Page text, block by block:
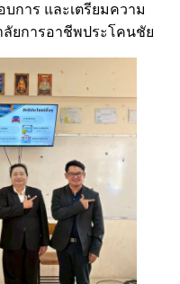
การ และเตรียมความ
ยการอาชีพประโคนชัย